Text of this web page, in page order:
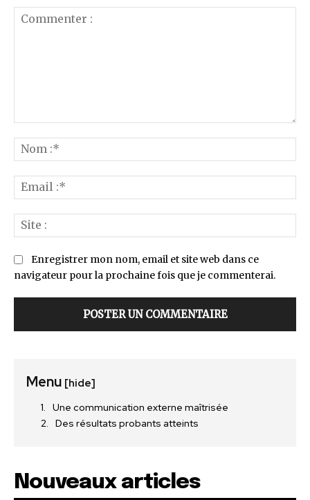
:*
:*
:
Enregistrer mon nom, email et site web dans ce
navigateur pour la prochaine fois que je commenterai.
Menu [hide]
Une communication externe maîtrisée
Des résultats probants atteints
Nouveaux articles